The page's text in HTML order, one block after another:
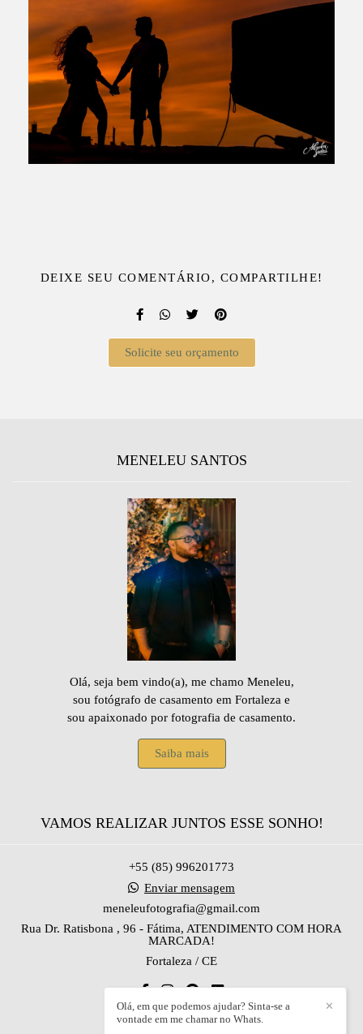
DEIXE SEU COMENTÁRIO, COMPARTILHE!
Solicite seu orçamento
MENELEU SANTOS
Olá, seja bem vindo(a), me chamo Meneleu,
sou fotógrafo de casamento em Fortaleza e
sou apaixonado por fotografia de casamento.
Saiba mais
VAMOS REALIZAR JUNTOS ESSE SONHO!
+55 (85) 996201773
Enviar mensagem
meneleufotografia@gmail.com
Rua Dr. Ratisbona , 96 - Fátima, ATENDIMENTO COM HORA
MARCADA!
Fortaleza / CE
✕
Olá, em que podemos ajudar? Sinta-se a
vontade em me chamar no Whats.